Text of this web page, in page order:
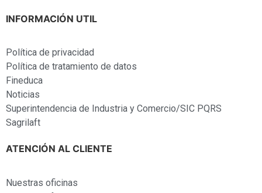
INFORMACIÓN UTIL
Política de privacidad
Política de tratamiento de datos
Fineduca
Noticias
Superintendencia de Industria y Comercio/SIC PQRS
Sagrilaft
ATENCIÓN AL CLIENTE
Nuestras oficinas